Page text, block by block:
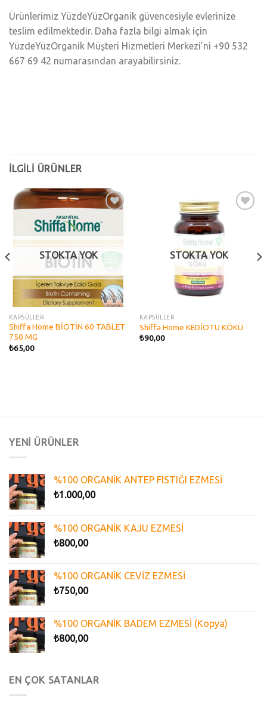
Ürünlerimiz YüzdeYüzOrganik güvencesiyle evlerinize
teslim edilmektedir. Daha fazla bilgi almak için
YüzdeYüzOrganik Müşteri Hizmetleri Merkezi’ni +90 532
667 69 42 numarasından arayabilirsiniz.
İLGILI ÜRÜNLER
wishlist
STOKTA YOK
KAPSÜLLER
Shiffa Home BİOTİN 60 TABLET
750 MG
₺65,00
STOKTA YOK
KAPSÜLLER
Shiffa Home KEDİOTU KÖKÜ
₺90,00
YENİ ÜRÜNLER
%100 ORGANİK ANTEP FISTIĞI EZMESİ
₺1.000,00
%100 ORGANİK KAJU EZMESİ
₺800,00
%100 ORGANİK CEVİZ EZMESİ
₺750,00
%100 ORGANİK BADEM EZMESİ (Kopya)
₺800,00
EN ÇOK SATANLAR